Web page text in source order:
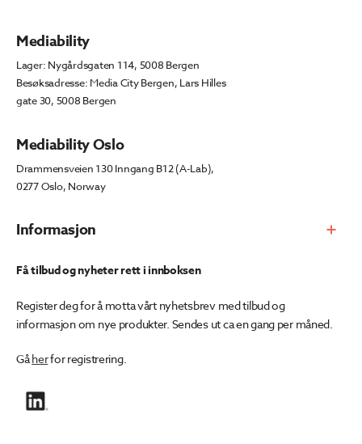
Informasjon
Mediability
Lager: Nygårdsgaten 114, 5008 Bergen
Besøksadresse: Media City Bergen, Lars Hilles
gate 30, 5008 Bergen
Mediability Oslo
Drammensveien 130 Inngang B12 (A-Lab),
0277 Oslo, Norway
Få tilbud og nyheter rett i innboksen
Register deg for å motta vårt nyhetsbrev med tilbud og
informasjon om nye produkter. Sendes ut ca en gang per måned.
Gåherfor registrering.